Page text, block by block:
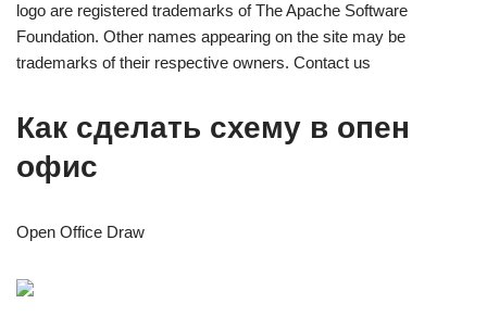
logo are registered trademarks of The Apache Software
Foundation. Other names appearing on the site may be
trademarks of their respective owners. Contact us
Как сделать схему в опен
офис
Open Office Draw